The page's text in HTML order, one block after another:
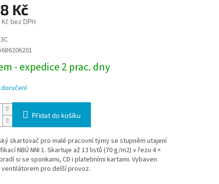
Kč
bez DPH
- expedice 2 prac. dny
Přidat do košíku
skartovač pro malé pracovní týmy se stupněm utajení
NBÚ NNI 1. Skartuje až 13 listů (70 g/m2) v řezu 4 ×
si se sponkami, CD i platebními kartami. Vybaven
ventilátorem pro delší provoz.